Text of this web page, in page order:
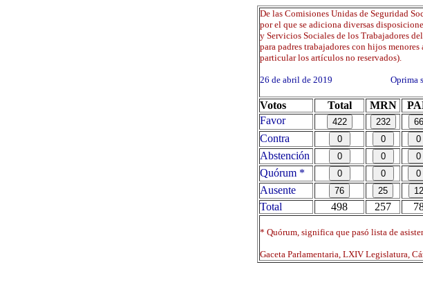
De las Comisiones Unidas de Seguridad
por el que se adiciona diversas
y Servicios Sociales de los Trabajadores
para padres trabajadores con hijos
particular los artículos no reservados).
26 de abril de 2019 Oprima sobre
Votos Total MRN
Favor
Contra
Abstención
Quórum *
Ausente
Total
498 257
* Quórum, significa que pasó lista de
Gaceta Parlamentaria, LXIV Legislatura,